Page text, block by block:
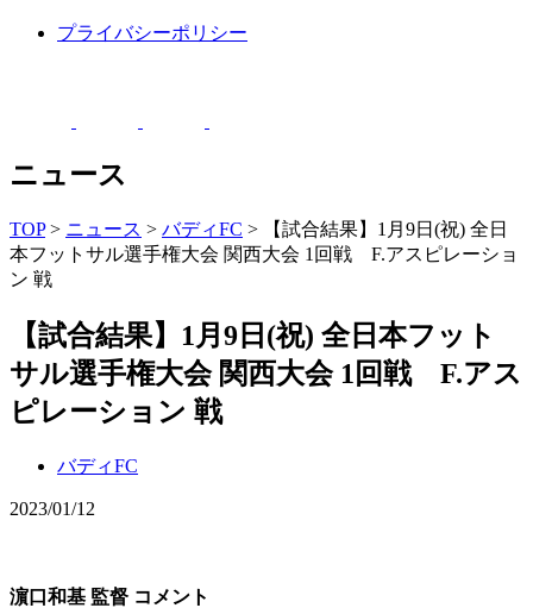
プライバシーポリシー
ニュース
TOP> ニュース > バディFC >
【試合結果】1月9日(祝) 全日
本フットサル選手権大会 関西大会 1回戦 F.アスピレーショ
ン 戦
【試合結果】1月9日(祝) 全日本フット
サル選手権大会 関西大会 1回戦 F.アス
ピレーション 戦
バディFC
2023/01/12
濵口和基 監督 コメント